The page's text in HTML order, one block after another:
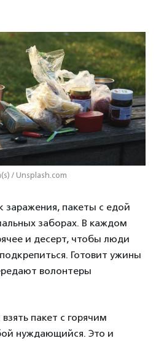
/ Unsplash.com
заражения, пакеты с едой
заборах. В каждом
и десерт, чтобы люди
Готовит ужины
волонтеры
пакет с горячим
нуждающийся. Это и